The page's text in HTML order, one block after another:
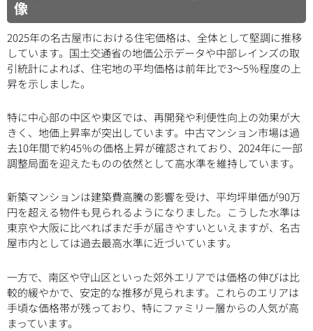
像
2025年の名古屋市における住宅価格は、全体として堅調に推移
しています。国土交通省の地価公示データや中部レインズの取
引統計によれば、住宅地の平均価格は前年比で3〜5％程度の上
昇を示しました。
特に中心部の中区や東区では、再開発や利便性向上の効果が大
きく、地価上昇率が突出しています。中古マンション市場は過
去10年間で約45％の価格上昇が確認されており、2024年に一部
調整局面を迎えたものの依然として高水準を維持しています。
新築マンションは建築費高騰の影響を受け、平均坪単価が90万
円を超える物件も見られるようになりました。こうした水準は
東京や大阪に比べればまだ手が届きやすいといえますが、名古
屋市内としては過去最高水準に近づいています。
一方で、南区や守山区といった郊外エリアでは価格の伸びは比
較的緩やかで、安定的な推移が見られます。これらのエリアは
手頃な価格帯が残っており、特にファミリー層からの人気が高
まっています。